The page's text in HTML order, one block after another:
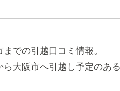
での引越口コミ情報。
大阪市へ引越し予定のあ